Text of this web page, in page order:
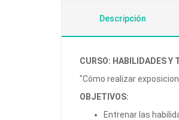
Descripción
CURSO: HABILIDADES Y
"Cómo realizar
OBJETIVOS:
Entrenar las